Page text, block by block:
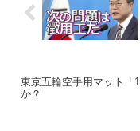
東京五輪空手用マット「
か？